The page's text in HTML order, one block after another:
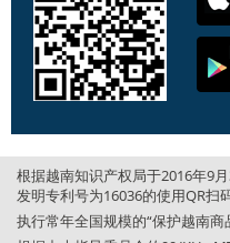
根据越南知识产权局于2016年9
发明专利号为16036的使用QR扫
执行常年全国规模的“保护越南商